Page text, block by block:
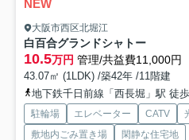
NEW
大阪市西区北堀江
白百合グランドシャトー
10.5万円 管理/共益費11,000円
43.07㎡ (1LDK) /築42年 /11階建
地下鉄千日前線「西長堀」駅 徒
駐輪場 エレベーター CATV
敷地内ごみ置き場
閑静な住宅地